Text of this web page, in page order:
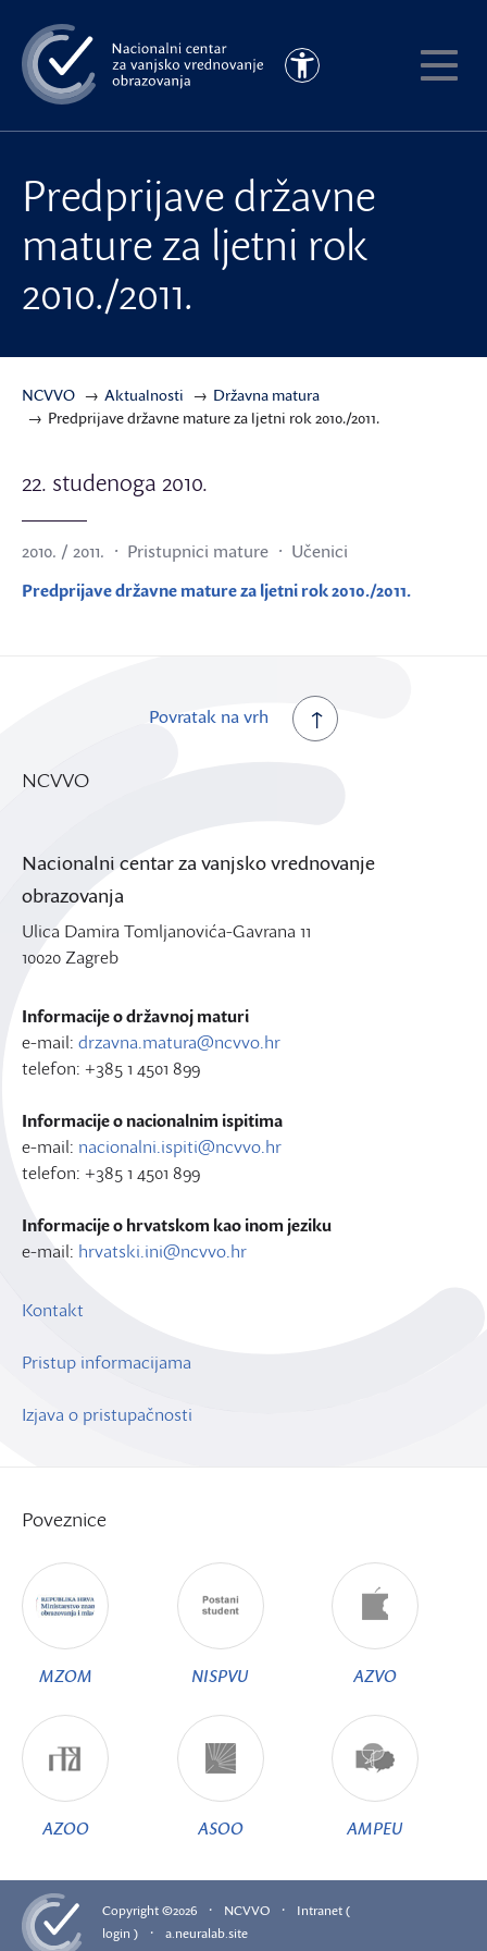
na
glavni
sadržaj
Pristupačnost
Predprijave državne
mature za ljetni rok
2010./2011.
NCVVO Aktualnosti
Državna matura
Predprijave državne mature za ljetni rok 2010./2011.
22. studenoga 2010.
2010. / 2011. Pristupnici mature
Učenici
Predprijave državne mature za ljetni rok 2010./2011.
Povratak na vrh
NCVVO
Nacionalni centar za vanjsko vrednovanje
obrazovanja
Ulica Damira Tomljanovića-Gavrana 11
10020 Zagreb
Informacije o državnoj maturi
e-mail: drzavna.matura@ncvvo.hr
telefon: +385 1 4501 899
Informacije o nacionalnim ispitima
e-mail: nacionalni.ispiti@ncvvo.hr
telefon: +385 1 4501 899
Informacije o hrvatskom kao inom jeziku
e-mail: hrvatski.ini@ncvvo.hr
Kontakt
Pristup informacijama
Izjava o pristupačnosti
Poveznice
MZOM NISPVU AZVO
AZOO ASOO AMPEU
Copyright ©2026 · NCVVO ·
Intranet (
login )
· a.neuralab.site